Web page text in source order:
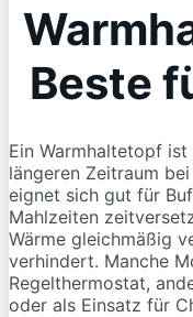
Beste
Ein Warmhaltetopf ist
längeren Zeitraum
eignet sich gut für
Mahlzeiten
Wärme gleichmäßig
verhindert. Manche
Regelthermostat,
oder als Einsatz für